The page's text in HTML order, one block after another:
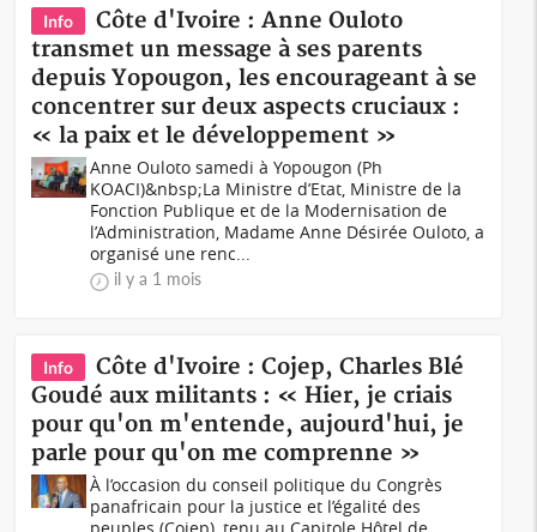
Info
Côte d'Ivoire : Anne Ouloto
transmet un message à ses parents
depuis Yopougon, les encourageant à se
concentrer sur deux aspects cruciaux :
« la paix et le développement »
Anne Ouloto samedi à Yopougon (Ph
KOACI)&nbsp;La Ministre d’Etat, Ministre de la
Fonction Publique et de la Modernisation de
l’Administration, Madame Anne Désirée Ouloto, a
organisé une renc...
il y a 1 mois
Info
Côte d'Ivoire : Cojep, Charles Blé
Goudé aux militants : « Hier, je criais
pour qu'on m'entende, aujourd'hui, je
parle pour qu'on me comprenne »
À l’occasion du conseil politique du Congrès
panafricain pour la justice et l’égalité des